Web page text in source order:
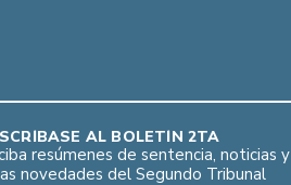
AL BOLETÍN 2TA
resúmenes de sentencia, noticias y
novedades del Segundo Tribunal